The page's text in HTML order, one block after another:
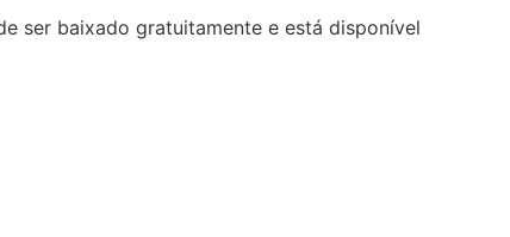
ser baixado gratuitamente e está disponível